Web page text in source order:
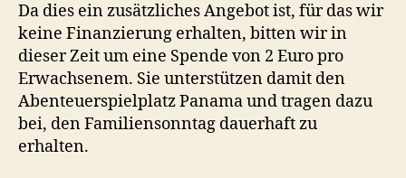
Da dies ein zusätzliches Angebot ist, für das wir
keine Finanzierung erhalten, bitten wir in
dieser Zeit um eine Spende von 2 Euro pro
Erwachsenem. Sie unterstützen damit den
Abenteuerspielplatz Panama und tragen dazu
bei, den Familiensonntag dauerhaft zu
erhalten.